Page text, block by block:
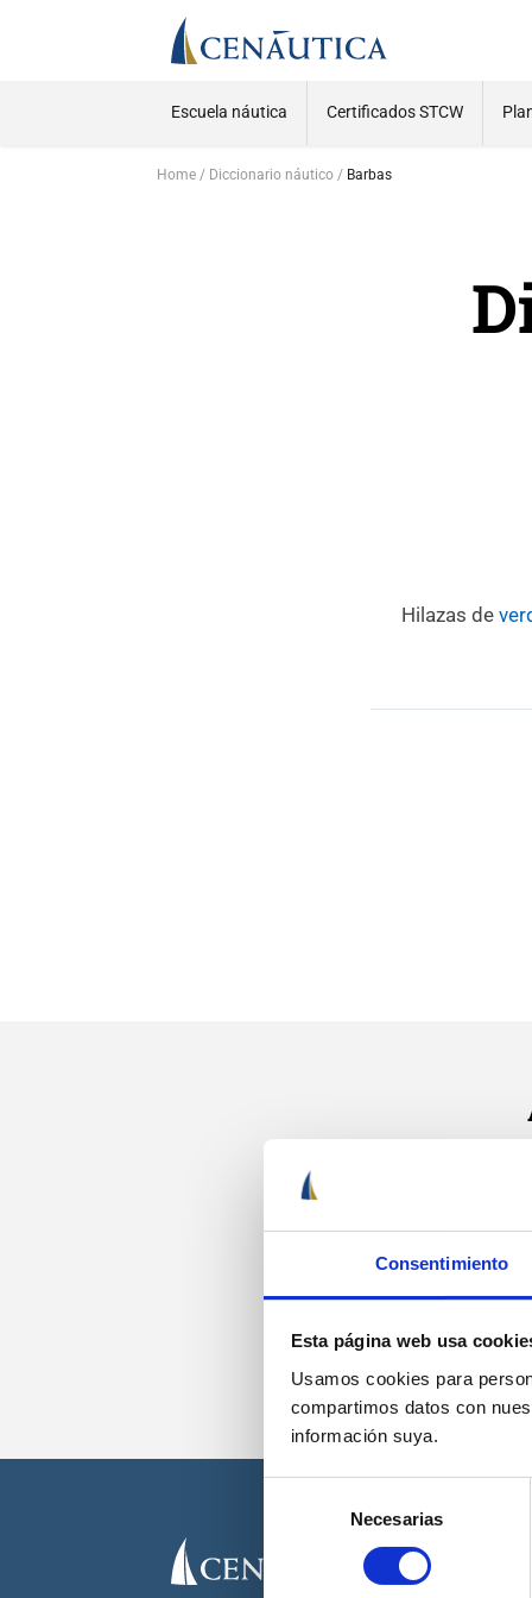
Consentimiento
Esta página web usa
Usamos cookies para
compartimos datos con
información suya.
consentimiento
Necesarias
Escuela náutica Certificados STCW
Home Diccionario náutico Barbas
Hilazas de